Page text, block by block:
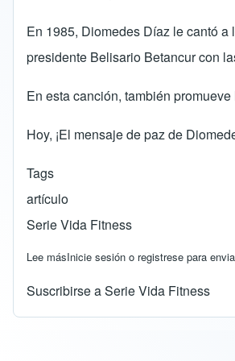
En 1985, Diomedes Díaz le cantó
presidente Belisario Betancur con
En esta canción, también
Hoy, ¡El mensaje de paz de
Tags
artículo
Serie Vida Fitness
Lee mássobre DIomedes Diaz le dijo SI a la
Inicie sesión o registrese para
Suscribirse a Serie Vida Fitness